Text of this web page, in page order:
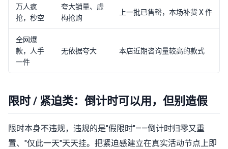
万人疯
抢，秒空
夸大销量、虚
构抢购
上一批已售罄，本场补货 X 件
全网爆
款，人手
一件
无依据夸大 本店近期咨询量较高的款式
限时 / 紧迫类：倒计时可以用，但别造假
限时本身不违规，违规的是"假限时"——倒计时归零又重
置、"仅此一天"天天挂。把紧迫感建立在真实活动节点上即